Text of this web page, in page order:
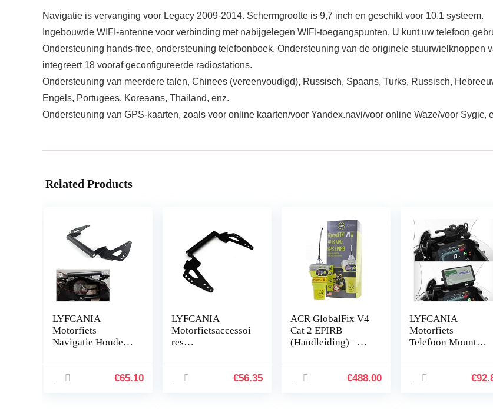
Navigatie is vervanging voor Legacy 2009-2014. Schermgrootte is 9,7 inch en geschikt voor 10.1 systeem.
Ingebouwde WIFI-antenne voor verbinding met nabijgelegen WIFI-toegangspunten. U kunt uw telefoon
Ondersteuning hands-free, ondersteuning telefoonboek. Ondersteuning van de originele stuurwielknoppen
integreert 18 vooraf geconfigureerde radiostations.
Ondersteuning van meerdere talen, Chinees (vereenvoudigd), Russisch, Spaans, Turks, Russisch,
Engels, Portugees, Koreaans, Thailand, enz.
Ondersteuning van GPS-kaarten, zoals voor online kaarten/voor Yandex.navi/voor online Waze/voor Sygic,
Related Products
LYFCANIA
Motorfiets
Navigatie Houder
2019 SUZUKI V-
€65.10
LYFCANIA
Motorfietsaccessoi
res
GPS-
€56.35
ACR GlobalFix V4
Cat 2 EPIRB
(Handleiding) –
Wereld
€488.00
LYFCANIA
Motorfiets
Telefoon Mount
Voorruit Houder
€